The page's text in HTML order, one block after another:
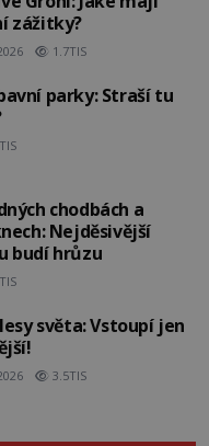
zážitky?
1.7TIS
parky: Straší tu
chodbách a
Nejděsivější
budí hrůzu
Vstoupí jen
3.5TIS